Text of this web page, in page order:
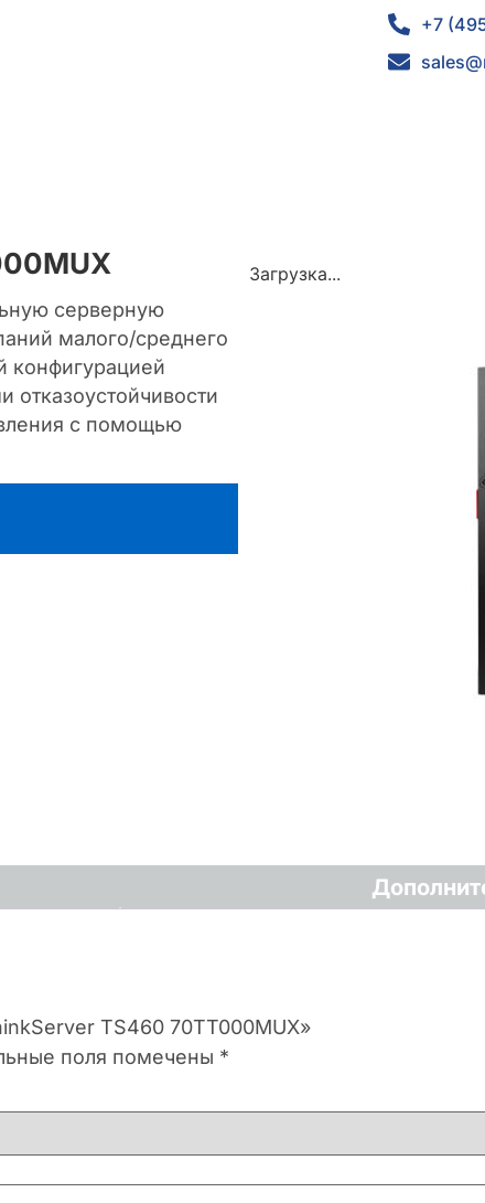
+7
серверную
малого/среднего
конфигурацией
отказоустойчивости
с помощью
Загрузка...
TS460 70TT000MUX»
поля помечены *